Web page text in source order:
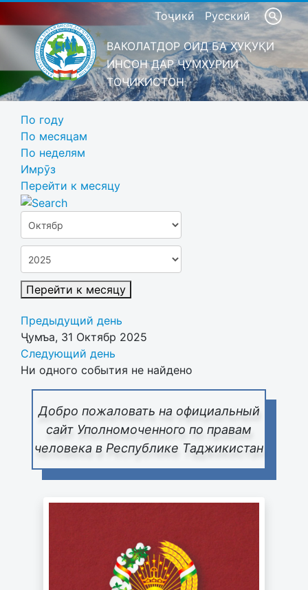
Тоҷикӣ Русский
ВАКОЛАТДОР ОИД БА ҲУҚУҚИ
ИНСОН ДАР ҶУМҲУРИИ
ТОҶИКИСТОН
Добро пожаловать на официальный
сайт Уполномоченного по правам
человека в Республике Таджикистан
По году
По месяцам
По неделям
Имрӯз
Перейти к месяцу
Перейти к месяцу
Предыдущий день
Ҷумъа, 31 Октябр 2025
Следующий день
Ни одного события не найдено